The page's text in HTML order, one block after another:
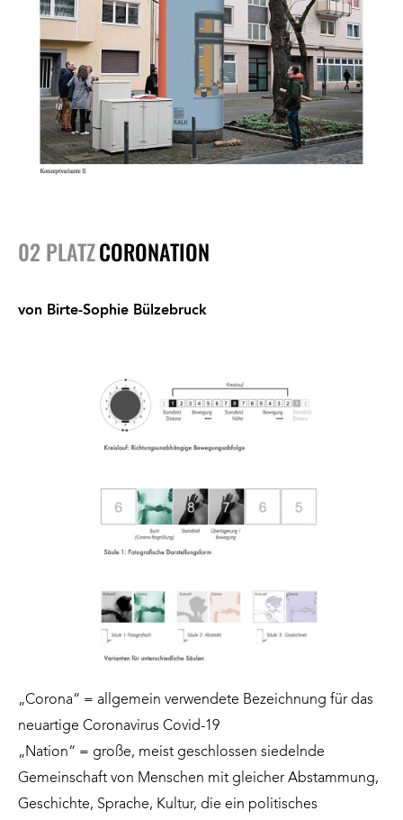
02 PLATZCORONATION
von Birte-Sophie Bülzebruck
„Corona“ = allgemein verwendete Bezeichnung für das
neuartige Coronavirus Covid-19
„Nation“ = große, meist geschlossen siedelnde
Gemeinschaft von Menschen mit gleicher Abstammung,
Geschichte, Sprache, Kultur, die ein politisches